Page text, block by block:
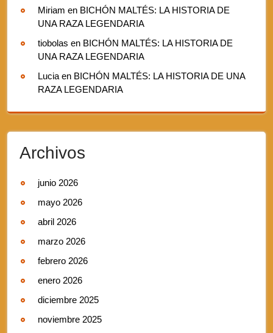
Miriam en BICHÓN MALTÉS: LA HISTORIA DE
UNA RAZA LEGENDARIA
tiobolas en BICHÓN MALTÉS: LA HISTORIA DE
UNA RAZA LEGENDARIA
Lucia en BICHÓN MALTÉS: LA HISTORIA DE UNA
RAZA LEGENDARIA
Archivos
junio 2026
mayo 2026
abril 2026
marzo 2026
febrero 2026
enero 2026
diciembre 2025
noviembre 2025